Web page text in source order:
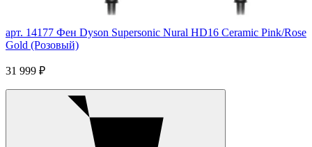
арт. 14177 Фен Dyson Supersonic Nural HD16 Ceramic Pink/Rose
Gold (Розовый)
31 999 ₽